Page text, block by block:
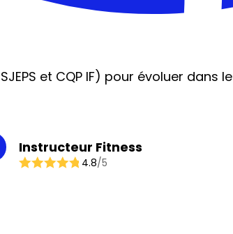
et CQP IF) pour évoluer
Instructeur Fitness
4.8/5